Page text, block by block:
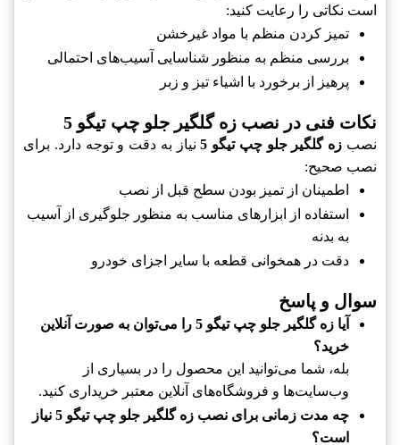
است نکاتی را رعایت کنید:
تمیز کردن منظم با مواد غیرخشن
بررسی منظم به منظور شناسایی آسیب‌های احتمالی
پرهیز از برخورد با اشیاء تیز و زبر
نکات فنی در نصب زه گلگیر جلو چپ تیگو 5
نصب زه گلگیر جلو چپ تیگو 5
نیاز به دقت و توجه دارد. برای
نصب صحیح:
اطمینان از تمیز بودن سطح قبل از نصب
استفاده از ابزارهای مناسب به منظور جلوگیری از آسیب
به بدنه
دقت در همخوانی قطعه با سایر اجزای خودرو
سوال و پاسخ
آیا زه گلگیر جلو چپ تیگو 5 را می‌توان به صورت آنلاین
خرید؟
بله، شما می‌توانید این محصول را در بسیاری از
وب‌سایت‌ها و فروشگاه‌های آنلاین معتبر خریداری کنید.
چه مدت زمانی برای نصب زه گلگیر جلو چپ تیگو 5 نیاز
است؟